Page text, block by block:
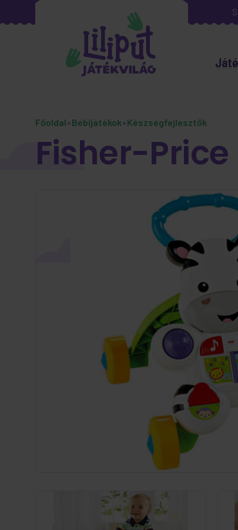
Főoldal»Bébijátékok»Készségfejlesztők
Fisher-